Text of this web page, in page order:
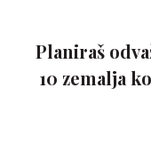
Planiraš
10 zemalja